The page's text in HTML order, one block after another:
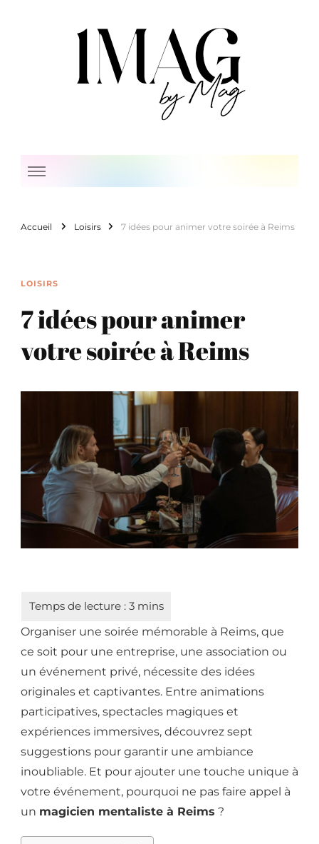
Accueil Loisirs 7 idées pour animer votre soirée à Reims
LOISIRS
7 idées pour animer
votre soirée à Reims
Organiser une soirée mémorable à Reims, que
ce soit pour une entreprise, une association ou
un événement privé, nécessite des idées
originales et captivantes. Entre animations
participatives, spectacles magiques et
expériences immersives, découvrez sept
suggestions pour garantir une ambiance
inoubliable. Et pour ajouter une touche unique à
votre événement, pourquoi ne pas faire appel à
un magicien mentaliste à Reims ?